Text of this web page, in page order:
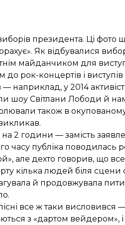
президента. Ці фото
Як відбувалися
майданчиком для
до рок-концертів і
наприклад, у 2014
шоу Світлани Лободи й
також в
2 години — замість
часу публіка поводилась
але дехто говорив, що
кілька людей біля
й продовжувала
все ж таки висловився
з «дартом